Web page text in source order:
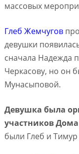
массовых
Глеб Жемчугов
девушки
сначала Надежда
Черкасову, но он
Мунасыповой.
Девушка была
участников Дома
были Глеб и Тимур